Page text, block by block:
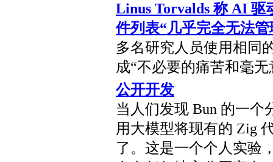
Linus Torvalds 称 AI 驱
件列表“几乎完全无法管
多名研究人员使用相同
成“不必要的痛苦和毫
公开开发
当人们发现 Bun 的一个
用大模型将现有的 Zig
了。这是一个个人实验